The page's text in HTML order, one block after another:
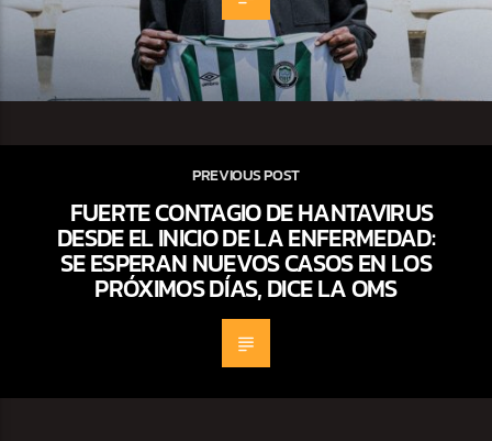
PREVIOUS POST
FUERTE CONTAGIO DE HANTAVIRUS
DESDE EL INICIO DE LA ENFERMEDAD:
SE ESPERAN NUEVOS CASOS EN LOS
PRÓXIMOS DÍAS, DICE LA OMS